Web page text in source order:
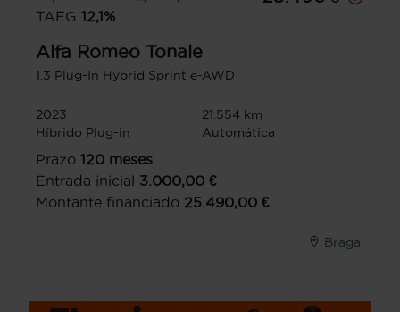
TAEG 12,1%
Alfa Romeo Tonale
1.3 Plug-In Hybrid Sprint e-AWD
2023
21.554 km
Híbrido Plug-in
Automática
Prazo 120 meses
Entrada inicial 3.000,00 €
Montante financiado 25.490,00 €
Braga